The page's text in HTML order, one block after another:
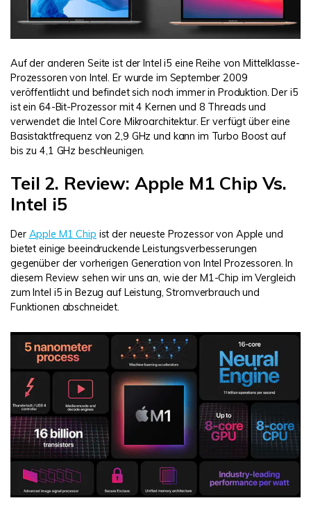
Auf der anderen Seite ist der Intel i5 eine Reihe von Mittelklasse-
Prozessoren von Intel. Er wurde im September 2009
veröffentlicht und befindet sich noch immer in Produktion. Der i5
ist ein 64-Bit-Prozessor mit 4 Kernen und 8 Threads und
verwendet die Intel Core Mikroarchitektur. Er verfügt über eine
Basistaktfrequenz von 2,9 GHz und kann im Turbo Boost auf
bis zu 4,1 GHz beschleunigen.
Teil 2. Review: Apple M1 Chip Vs.
Intel i5
Der Apple M1 Chip ist der neueste Prozessor von Apple und
bietet einige beeindruckende Leistungsverbesserungen
gegenüber der vorherigen Generation von Intel Prozessoren. In
diesem Review sehen wir uns an, wie der M1-Chip im Vergleich
zum Intel i5 in Bezug auf Leistung, Stromverbrauch und
Funktionen abschneidet.